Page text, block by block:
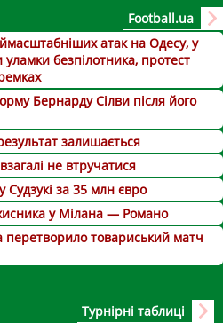
Football.ua
атак на Одесу, у
безпілотника, протест
Бернарду Сілви після його
залишається
не втручатися
за 35 млн євро
у Мілана — Романо
перетворило товариський матч
Турнірні таблиці